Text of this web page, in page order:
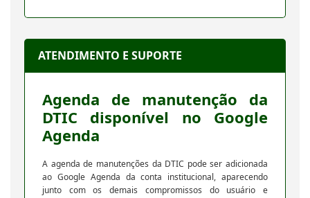
ATENDIMENTO E SUPORTE
Agenda de manutenção da
DTIC disponível no Google
Agenda
A agenda de manutenções da DTIC pode ser adicionada
ao Google Agenda da conta institucional, aparecendo
junto com os demais compromissos do usuário e